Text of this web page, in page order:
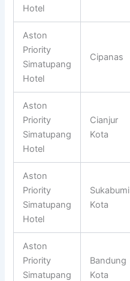
Hotel
Aston
Priority
Simatupang
Hotel
Cipanas
Aston
Priority
Simatupang
Hotel
Cianjur
Kota
Aston
Priority
Simatupang
Hotel
Sukabumi
Kota
Aston
Priority
Simatupang
Bandung
Kota